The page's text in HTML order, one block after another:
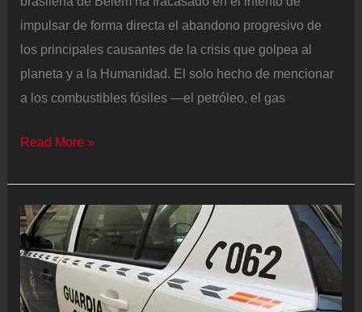
impulsar de forma directa el abandono progresivo de
los principales causantes de la crisis que golpea al
planeta y a la Humanidad. El solo hecho de mencionar
a los combustibles fósiles —el petróleo, el gas
La
del
clima
se
cierra
otra
Read More »